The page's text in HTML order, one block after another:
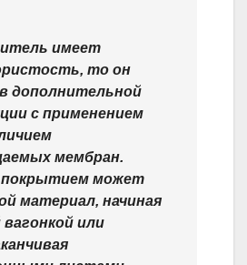
имеет
то он
дополнительной
с применением
мембран.
может
материал, начиная
или